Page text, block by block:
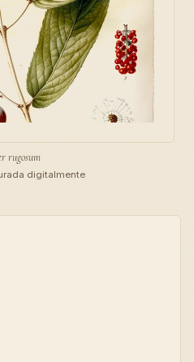
rugosum
digitalmente